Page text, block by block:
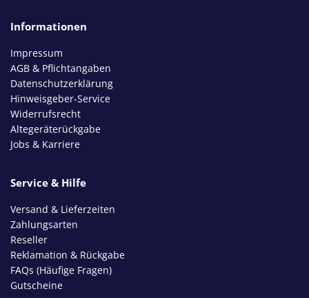
Informationen
Impressum
AGB & Pflichtangaben
Datenschutzerklärung
Hinweisgeber-Service
Widerrufsrecht
Altegeräterückgabe
Jobs & Karriere
Service & Hilfe
Versand & Lieferzeiten
Zahlungsarten
Reseller
Reklamation & Rückgabe
FAQs (Häufige Fragen)
Gutscheine